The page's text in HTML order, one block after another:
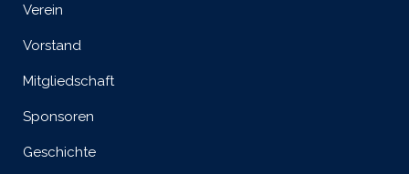
Verein
Vorstand
Mitgliedschaft
Sponsoren
Geschichte